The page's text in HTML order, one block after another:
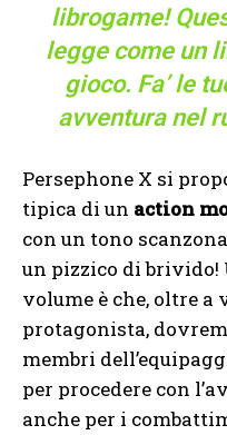
librogame!
legge come un
gioco. Fa’ le
avventura nel
Persephone X si
tipica di un action
con un tono
un pizzico di
volume è che, oltre
protagonista,
membri
per procedere con
anche per i